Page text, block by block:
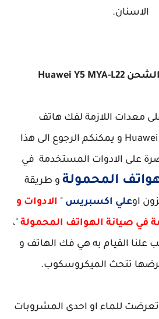
الاسنان.
Huawei Y5 MYA-L22
معدات اللازمة لفك هاتف
Huawei Y5 MYA-L22 و يمكنكم الرجوع الى هذا
على الادوات المستخدمة في
المحمولة و طريقة
اوعلي اكسبريس " الادوات و
في صيانة الهواتف المحمولة "،
علنا القيام به هي فك الهاتف و
تتحث الميكروسكوب.
للماء او احدى المشروبات